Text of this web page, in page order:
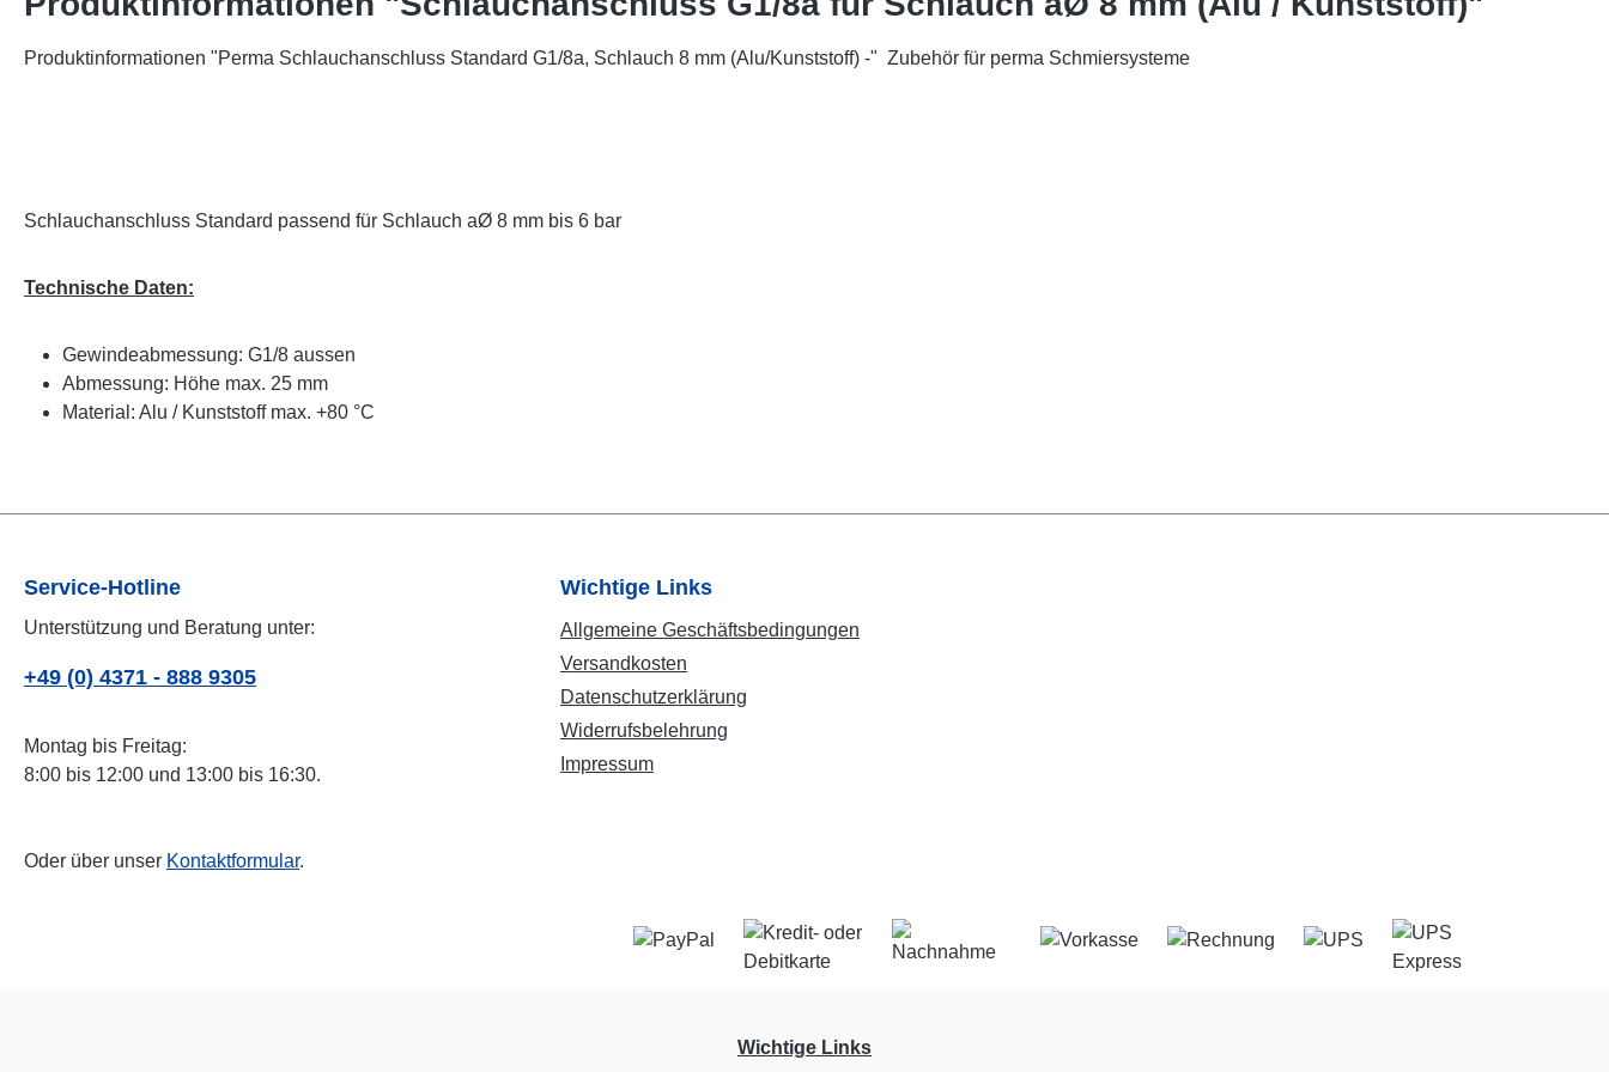
Produktinformationen "Perma Schlauchanschluss Standard G1/8a, Schlauch 8 mm (Alu/Kunststoff) -" Zubehör für perma Schmiersysteme
Schlauchanschluss Standard passend für Schlauch aØ 8 mm bis 6 bar
Technische Daten:
Gewindeabmessung: G1/8 aussen
Abmessung: Höhe max. 25 mm
Material: Alu / Kunststoff max. +80 °C
Service-Hotline
Unterstützung und Beratung unter:
+49 (0) 4371 - 888 9305
Montag bis Freitag:
8:00 bis 12:00 und 13:00 bis 16:30.
Oder über unser Kontaktformular.
Wichtige Links
Allgemeine Geschäftsbedingungen
Versandkosten
Datenschutzerklärung
Widerrufsbelehrung
Impressum
Wichtige Links